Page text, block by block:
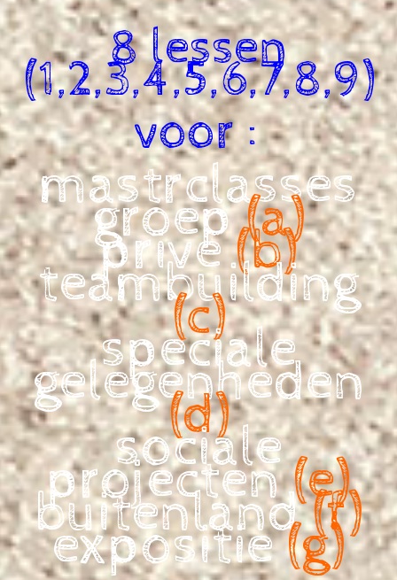
8 lessen
(1,2,3,4,5,6,7,8,9)
voor :
mastrclasses
groep(a)
prive(b)
teambuilding
(c)
speciale
gelegenheden
(d)
sociale
projecten(e)
buitenland(f)
expositie(g)